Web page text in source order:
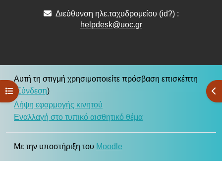
Άνοιγμα ευρετηρίου μαθήματος
Διεύθυνση ηλε.ταχυδρομείου (id?) :
helpdesk@uoc.gr
Αυτή τη στιγμή χρησιμοποιείτε πρόσβαση επισκέπτη
Σύνδεση)
Λήψη εφαρμογής κινητού
Εναλλαγή στο τυπικό αισθητικό θέμα
Με την υποστήριξη του Moodle